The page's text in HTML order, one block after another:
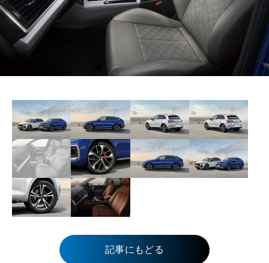
記事にもどる